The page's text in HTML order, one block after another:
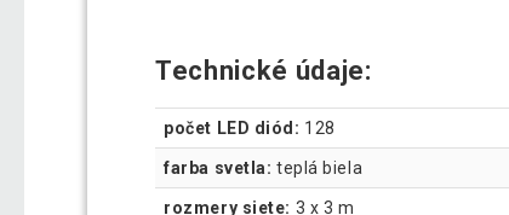
Technické údaje:
počet LED diód: 128
farba svetla: teplá biela
rozmery siete: 3 x 3 m